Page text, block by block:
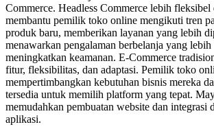
Commerce. Headless Commerce lebih fleksibel
membantu pemilik toko online mengikuti tren
produk baru, memberikan layanan yang lebih
menawarkan pengalaman berbelanja yang lebih
meningkatkan keamanan. E-Commerce
fitur, fleksibilitas, dan adaptasi. Pemilik toko
mempertimbangkan kebutuhan bisnis mereka
tersedia untuk memilih platform yang tepat.
memudahkan pembuatan website dan integrasi
aplikasi.